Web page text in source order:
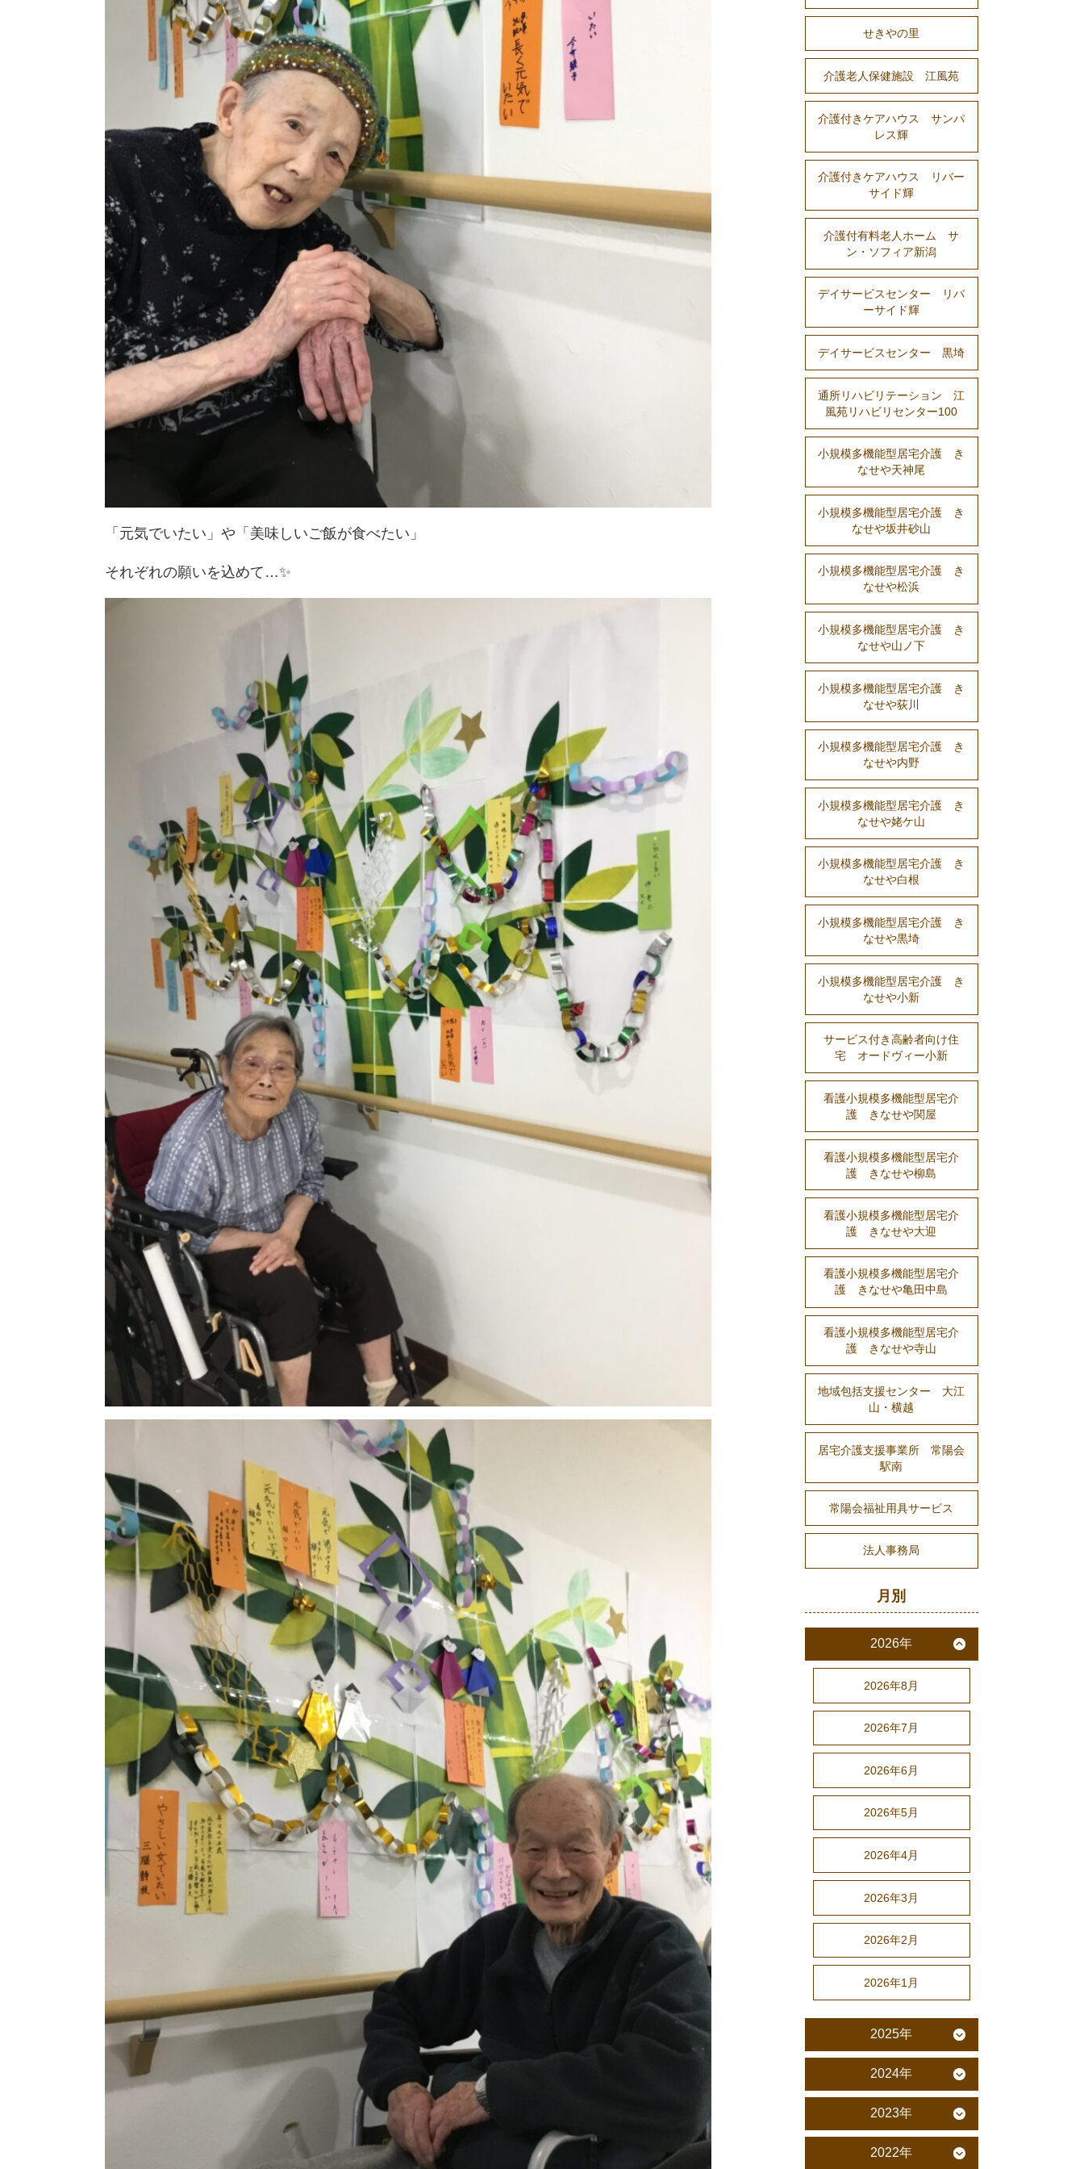
「元気でいたい」や「美味しいご飯が食べたい」
それぞれの願いを込めて…✨
せきやの里
介護老人保健施設 江風苑
介護付きケアハウス サンパ
レス輝
介護付きケアハウス リバー
サイド輝
介護付有料老人ホーム サ
ン・ソフィア新潟
デイサービスセンター リバ
ーサイド輝
デイサービスセンター 黒埼
通所リハビリテーション 江
風苑リハビリセンター100
小規模多機能型居宅介護 き
なせや天神尾
小規模多機能型居宅介護 き
なせや坂井砂山
小規模多機能型居宅介護 き
なせや松浜
小規模多機能型居宅介護 き
なせや山ノ下
小規模多機能型居宅介護 き
なせや荻川
小規模多機能型居宅介護 き
なせや内野
小規模多機能型居宅介護 き
なせや姥ケ山
小規模多機能型居宅介護 き
なせや白根
小規模多機能型居宅介護 き
なせや黒埼
小規模多機能型居宅介護 き
なせや小新
サービス付き高齢者向け住
宅 オードヴィー小新
看護小規模多機能型居宅介
護 きなせや関屋
看護小規模多機能型居宅介
護 きなせや柳島
看護小規模多機能型居宅介
護 きなせや大迎
看護小規模多機能型居宅介
護 きなせや亀田中島
看護小規模多機能型居宅介
護 きなせや寺山
地域包括支援センター 大江
山・横越
居宅介護支援事業所 常陽会
駅南
常陽会福祉用具サービス
法人事務局
月別
2026年
2026年8月
2026年7月
2026年6月
2026年5月
2026年4月
2026年3月
2026年2月
2026年1月
2025年
2024年
2023年
2022年